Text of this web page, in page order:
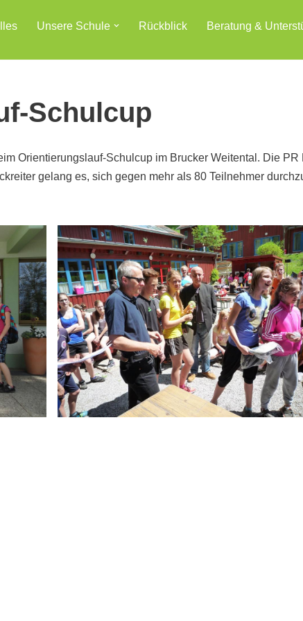
Unsere Schule Rückblick Beratung &
Schulcup
Orientierungslauf-Schulcup im Brucker Weitental. Die
gelang es, sich gegen mehr als 80 Teilnehmer